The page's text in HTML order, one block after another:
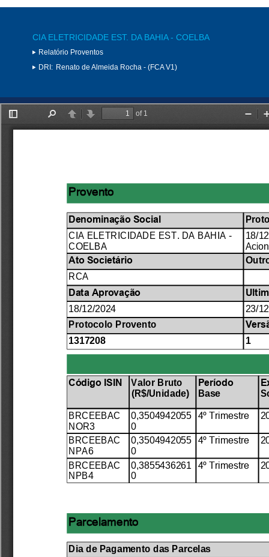
CIA ELETRICIDADE EST. DA BAHIA - COELBA
Relatório Proventos
DRI: Renato de Almeida Rocha - (FCA V1)